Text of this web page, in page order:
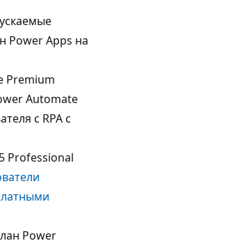
Power Apps на
Premium
Automate
с RPA с
Professional
Power